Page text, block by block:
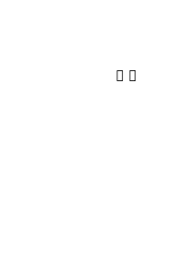
 